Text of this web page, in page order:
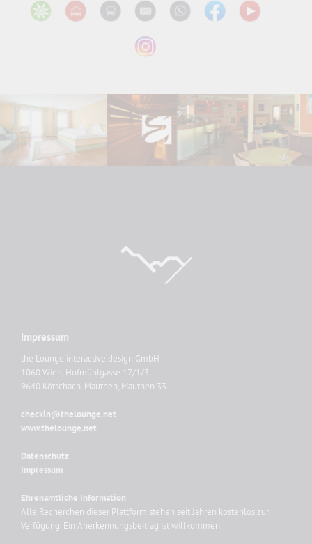
Impressum
the Lounge interactive design GmbH
1060 Wien, Hofmühlgasse 17/1/3
9640 Kötschach-Mauthen, Mauthen 33
checkin@thelounge.net
www.thelounge.net
Datenschutz
Impressum
Ehrenamtliche Information
Alle Recherchen dieser Plattform stehen seit Jahren kostenlos zur
Verfügung. Ein Anerkennungsbeitrag ist willkommen.